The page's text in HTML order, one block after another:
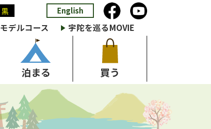
黒 English
モデルコース 宇陀を巡るMOVIE
泊まる 買う